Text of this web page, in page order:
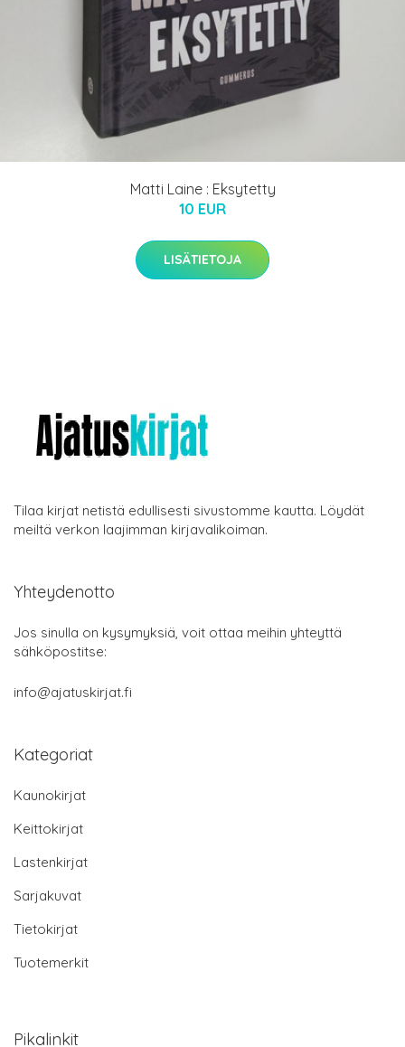
Matti Laine : Eksytetty
10 EUR
LISÄTIETOJA
Tilaa kirjat netistä edullisesti sivustomme kautta. Löydät
meiltä verkon laajimman kirjavalikoiman.
Yhteydenotto
Jos sinulla on kysymyksiä, voit ottaa meihin yhteyttä
sähköpostitse:
info@ajatuskirjat.fi
Kategoriat
Kaunokirjat
Keittokirjat
Lastenkirjat
Sarjakuvat
Tietokirjat
Tuotemerkit
Pikalinkit